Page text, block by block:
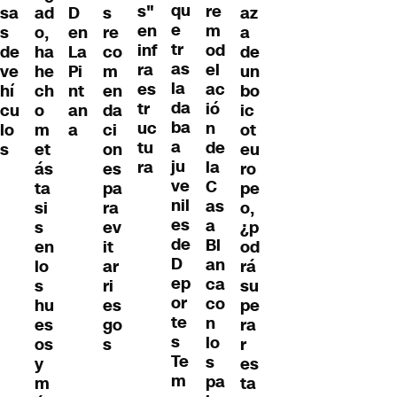
sa
s
de
ve
hí
cu
lo
s
ad
o,
ha
he
ch
o
m
et
ás
ta
si
s
en
lo
s
hu
es
os
y
m
D
en
La
Pi
nt
an
a
s
re
co
m
en
da
ci
on
es
pa
ra
ev
it
ar
ri
es
go
s
s"
en
inf
ra
es
tr
uc
tu
ra
qu
e
tr
as
la
da
ba
a
ju
ve
nil
es
de
D
ep
or
te
s
Te
m
re
m
od
el
ac
ió
n
de
la
C
as
a
Bl
an
ca
co
n
lo
s
pa
az
a
de
un
bo
ic
ot
eu
ro
pe
o,
¿p
od
rá
su
pe
ra
r
es
ta